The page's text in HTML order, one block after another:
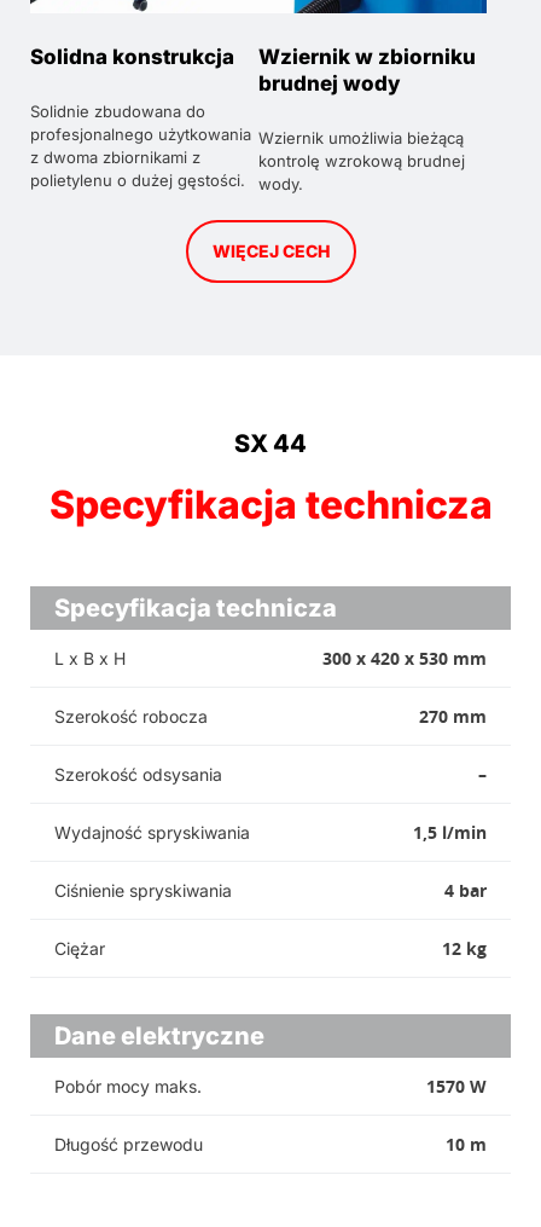
Solidna konstrukcja
Solidnie zbudowana do
profesjonalnego użytkowania
z dwoma zbiornikami z
polietylenu o dużej gęstości.
Wziernik w zbiorniku
brudnej wody
Wziernik umożliwia bieżącą
kontrolę wzrokową brudnej
wody.
WIĘCEJ CECH
SX 44
Specyfikacja technicza
Specyfikacja technicza
L x B x H 300 x 420 x 530 mm
Szerokość robocza 270 mm
Szerokość odsysania –
Wydajność spryskiwania 1,5 l/min
Ciśnienie spryskiwania 4 bar
Ciężar 12 kg
Dane elektryczne
Pobór mocy maks. 1570 W
Długość przewodu 10 m